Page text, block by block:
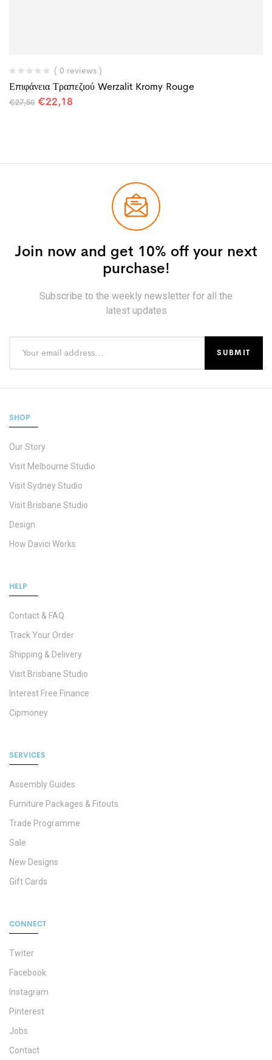
( 0 reviews )
Επιφάνεια Τραπεζιού Werzalit Kromy Rouge
€27,50 €22,18
Join now and get 10% off your next
purchase!
Subscribe to the weekly newsletter for all the
latest updates
SHOP
Our Story
Visit Melbourne Studio
Visit Sydney Studio
Visit Brisbane Studio
Design
How Davici Works
HELP
Contact & FAQ
Track Your Order
Shipping & Delivery
Visit Brisbane Studio
Interest Free Finance
Cipmoney
SERVICES
Assembly Guides
Furniture Packages & Fitouts
Trade Programme
Sale
New Designs
Gift Cards
CONNECT
Twiter
Facebook
Instagram
Pinterest
Jobs
Contact